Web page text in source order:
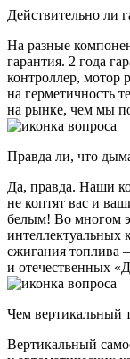
Действительно ли
На разные
гарантия. 2 года
контроллер, мотор
на герметичность
на рынке, чем мы
Правда ли, что
Да, правда. Наши
не коптят вас и
белым! Во многом
интеллектуальных
сжигания топлива
и отечественных
Чем вертикальный
Вертикальный